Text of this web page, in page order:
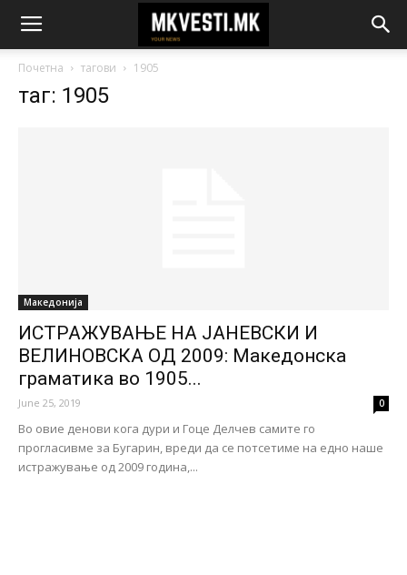
Почетна тагови 1905
таг: 1905
Македонија
ИСТРАЖУВАЊЕ НА ЈАНЕВСКИ И
ВЕЛИНОВСКА ОД 2009: Македонска
граматика во 1905...
June 25, 2019 0
Во овие денови кога дури и Гоце Делчев самите го
прогласивме за Бугарин, вреди да се потсетиме на едно наше
истражување од 2009 година,...